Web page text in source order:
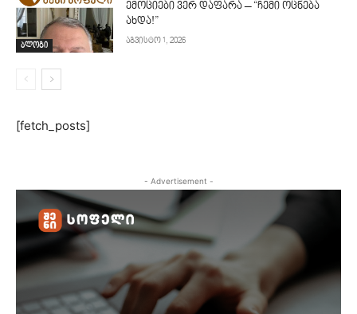
ბლოგი
ემოციები ვერ დაფარა – “ჩემი ოცნება
ახდა!”
აგვისტო 1, 2026
[fetch_posts]
- Advertisement -